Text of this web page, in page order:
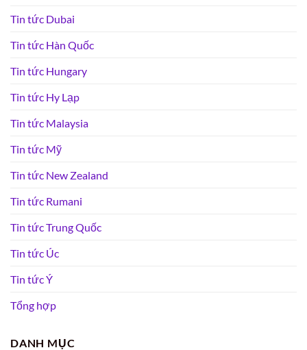
Tin tức Dubai
Tin tức Hàn Quốc
Tin tức Hungary
Tin tức Hy Lạp
Tin tức Malaysia
Tin tức Mỹ
Tin tức New Zealand
Tin tức Rumani
Tin tức Trung Quốc
Tin tức Úc
Tin tức Ý
Tổng hợp
DANH MỤC